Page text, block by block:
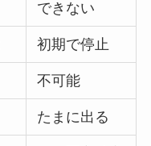
できない
初期で停止
不可能
たまに出る